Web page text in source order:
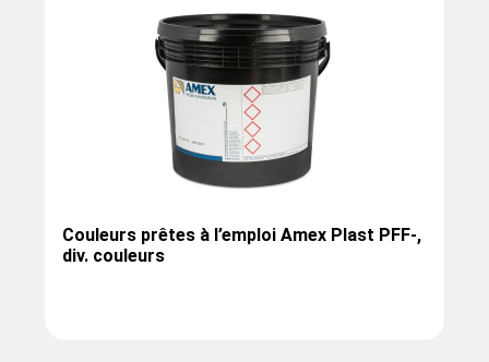
Couleurs prêtes à l’emploi Amex Plast PFF-,
div. couleurs